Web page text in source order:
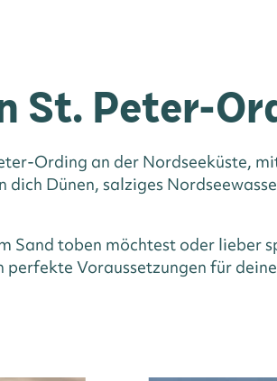
St. Peter-
Ording an der Nordseeküste,
Dünen, salziges
Sand toben möchtest oder lieber
Voraussetzungen für